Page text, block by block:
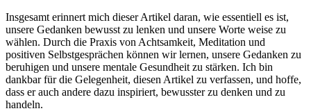
Insgesamt erinnert mich dieser Artikel daran, wie essentiell es ist,
unsere Gedanken bewusst zu lenken und unsere Worte weise zu
wählen. Durch die Praxis von Achtsamkeit, Meditation und
positiven Selbstgesprächen können wir lernen, unsere Gedanken zu
beruhigen und unsere mentale Gesundheit zu stärken. Ich bin
dankbar für die Gelegenheit, diesen Artikel zu verfassen, und hoffe,
dass er auch andere dazu inspiriert, bewusster zu denken und zu
handeln.